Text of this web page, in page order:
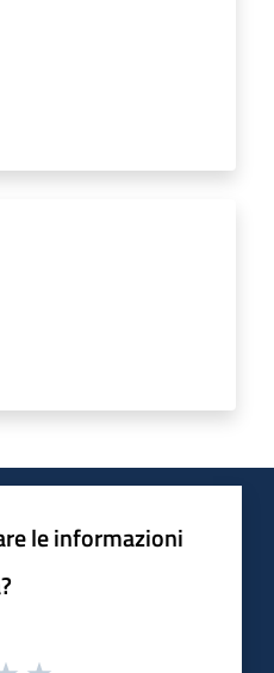
le informazioni